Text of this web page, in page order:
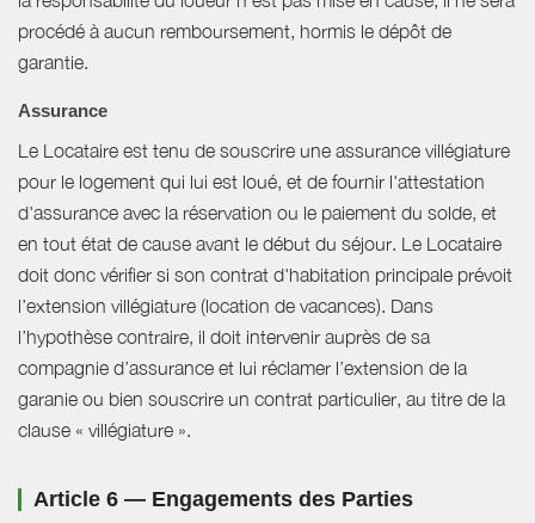
procédé à aucun remboursement, hormis le dépôt de
garantie.
Assurance
Le Locataire est tenu de souscrire une assurance villégiature
pour le logement qui lui est loué, et de fournir l'attestation
d'assurance avec la réservation ou le paiement du solde, et
en tout état de cause avant le début du séjour. Le Locataire
doit donc vérifier si son contrat d'habitation principale prévoit
l’extension villégiature (location de vacances). Dans
l’hypothèse contraire, il doit intervenir auprès de sa
compagnie d’assurance et lui réclamer l’extension de la
garanie ou bien souscrire un contrat particulier, au titre de la
clause « villégiature ».
Article 6 — Engagements des Parties